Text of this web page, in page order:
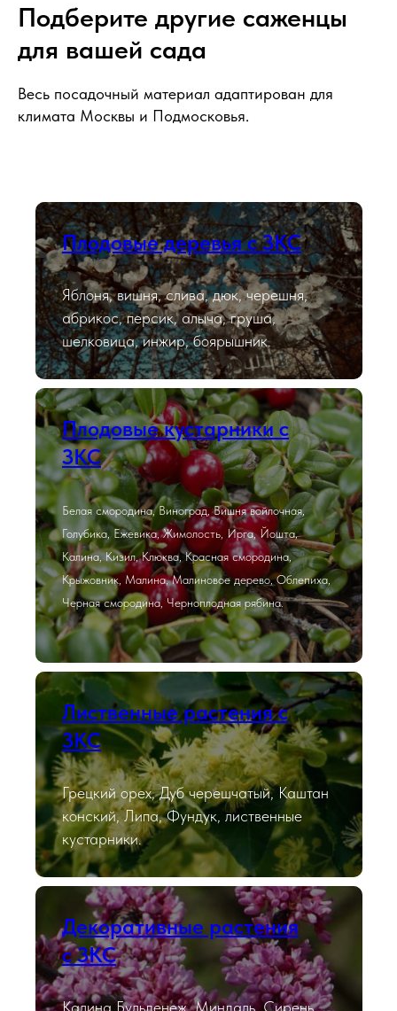
Подберите другие саженцы
для вашей сада
Весь посадочный материал адаптирован для
климата Москвы и Подмосковья.
Плодовые деревья с ЗКС
Яблоня, вишня, слива, дюк, черешня,
абрикос, персик, алыча, груша,
шелковица, инжир, боярышник.
Плодовые кустарники с
ЗКС
Белая смородина, Виноград, Вишня войлочная,
Голубика, Ежевика, Жимолость, Ирга, Йошта,
Калина, Кизил, Клюква, Красная смородина,
Крыжовник, Малина, Малиновое дерево, Облепиха,
Черная смородина, Черноплодная рябина.
Лиственные растения с
ЗКС
Грецкий орех, Дуб черешчатый, Каштан
конский, Липа, Фундук, лиственные
кустарники.
Декоративные растения
с ЗКС
Калина Бульденеж, Миндаль, Сирень,